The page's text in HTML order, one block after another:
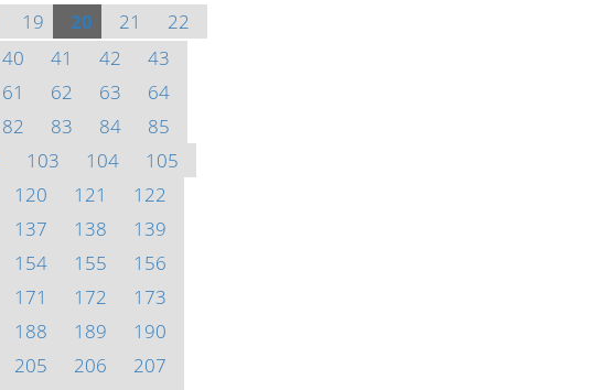
19 20 21
22
40 41 42
43
61 62 63
64
82 83 84
85
103 104
105
120 121
122
137 138
139
154 155
156
171 172
173
188 189
190
205 206
207